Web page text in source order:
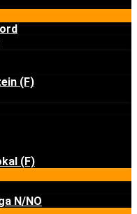
(F)
(F)
N/NO